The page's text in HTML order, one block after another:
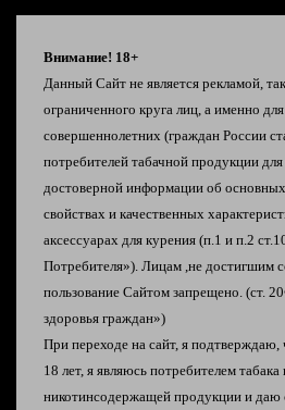
450 ₽
В избранное
Добавить в сравнение
Описание
Ultem Tank для Ambition
Внимание! 18+
Данный Сайт не является рекламой,
ограниченного круга лиц, а именно для
совершеннолетних (граждан России
потребителей табачной продукции
достоверной информации об
свойствах и качественных
аксессуарах для курения (п.1 и п.2
Потребителя»). Лицам ,не достигшим
пользование Сайтом запрещено. (ст.
здоровья граждан»)
При переходе на сайт, я
18 лет, я являюсь потребителем
никотинсодержащей продукции и даю